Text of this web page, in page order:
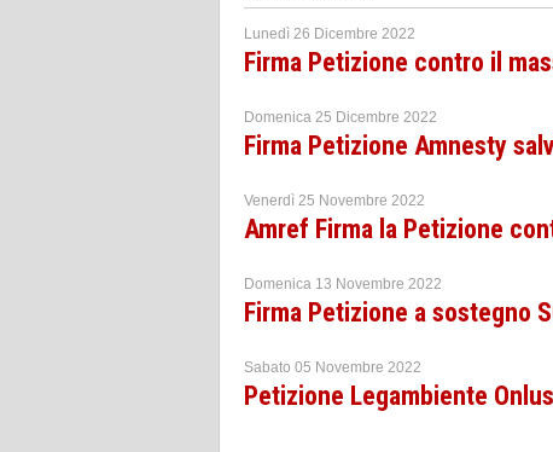
Lunedì 26 Dicembre 2022
Firma Petizione contro il
Domenica 25 Dicembre 2022
Firma Petizione Amnesty
Venerdì 25 Novembre 2022
Amref Firma la Petizione
Domenica 13 Novembre 2022
Firma Petizione a sostegno
Sabato 05 Novembre 2022
Petizione Legambiente